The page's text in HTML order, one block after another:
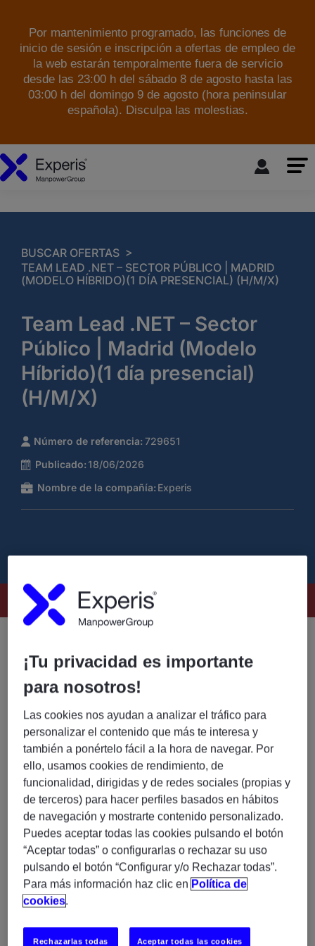
Por mantenimiento programado, las funciones de
inicio de sesión e inscripción a ofertas de empleo de
la web estarán temporalmente fuera de servicio
desde las 23:00 h del sábado 8 de agosto hasta las
03:00 h del domingo 9 de agosto (hora peninsular
española). Disculpa las molestias.
BUSCAR OFERTAS >
TEAM LEAD .NET – SECTOR PÚBLICO | MADRID
(MODELO HÍBRIDO)(1 DÍA PRESENCIAL) (H/M/X)
Team Lead .NET – Sector
Público | Madrid (Modelo
Híbrido)(1 día presencial)
(H/M/X)
Número de referencia: 729651
Publicado: 18/06/2026
Nombre de la compañía: Experis
Este puesto ya no está disponible
🚀 Team Lead .NET – Sector Público | Madrid
(Modelo Híbrido)
¿Buscas un nuevo reto profesional en el que puedas
combinar liderazgo, gestión de equipos y
conocimiento técnico en tecnologías Microsoft?
Te incorporarás a unproyecto estratégico y estable
dentro del Sector Público, con una visión a largo
plazo y un alto impacto en el negocio. Tendrás la
oportunidad de liderar un equipo consolidado y
participar en la evolución de una aplicación crítica que
requiere una gestión eficiente de diferentes versiones
desplegadas simultáneamente en producción.
¿Cuál será tu misión?
Liderar y coordinar un equipo de
¡Tu privacidad es importante
para nosotros!
Las cookies nos ayudan a analizar el tráfico para
personalizar el contenido que más te interesa y
también a ponértelo fácil a la hora de navegar. Por
ello, usamos cookies de rendimiento, de
funcionalidad, dirigidas y de redes sociales (propias y
de terceros) para hacer perfiles basados en hábitos
de navegación y mostrarte contenido personalizado.
Puedes aceptar todas las cookies pulsando el botón
“Aceptar todas” o configurarlas o rechazar su uso
pulsando el botón “Configurar y/o Rechazar todas”.
Para más información haz clic en Política de
cookies.
Rechazarlas todas Aceptar todas las cookies